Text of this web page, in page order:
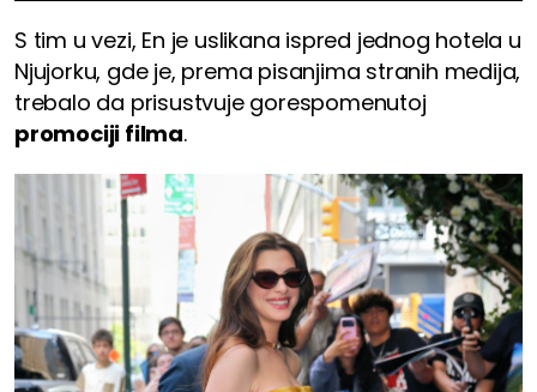
S tim u vezi, En je uslikana ispred jednog hotela u
Njujorku, gde je, prema pisanjima stranih medija,
trebalo da prisustvuje gorespomenutoj
promociji filma.